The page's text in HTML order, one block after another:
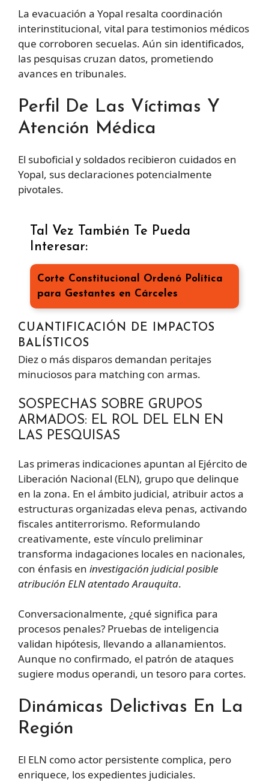
La evacuación a Yopal resalta coordinación
interinstitucional, vital para testimonios médicos
que corroboren secuelas. Aún sin identificados,
las pesquisas cruzan datos, prometiendo
avances en tribunales.
Perfil De Las Víctimas Y
Atención Médica
El suboficial y soldados recibieron cuidados en
Yopal, sus declaraciones potencialmente
pivotales.
Tal Vez También Te Pueda
Interesar:
Corte Constitucional Ordenó Política
para Gestantes en Cárceles
CUANTIFICACIÓN DE IMPACTOS
BALÍSTICOS
Diez o más disparos demandan peritajes
minuciosos para matching con armas.
SOSPECHAS SOBRE GRUPOS
ARMADOS: EL ROL DEL ELN EN
LAS PESQUISAS
Las primeras indicaciones apuntan al Ejército de
Liberación Nacional (ELN), grupo que delinque
en la zona. En el ámbito judicial, atribuir actos a
estructuras organizadas eleva penas, activando
fiscales antiterrorismo. Reformulando
creativamente, este vínculo preliminar
transforma indagaciones locales en nacionales,
con énfasis en investigación judicial posible
atribución ELN atentado Arauquita.
Conversacionalmente, ¿qué significa para
procesos penales? Pruebas de inteligencia
validan hipótesis, llevando a allanamientos.
Aunque no confirmado, el patrón de ataques
sugiere modus operandi, un tesoro para cortes.
Dinámicas Delictivas En La
Región
El ELN como actor persistente complica, pero
enriquece, los expedientes judiciales.